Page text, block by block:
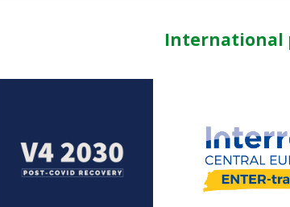
International